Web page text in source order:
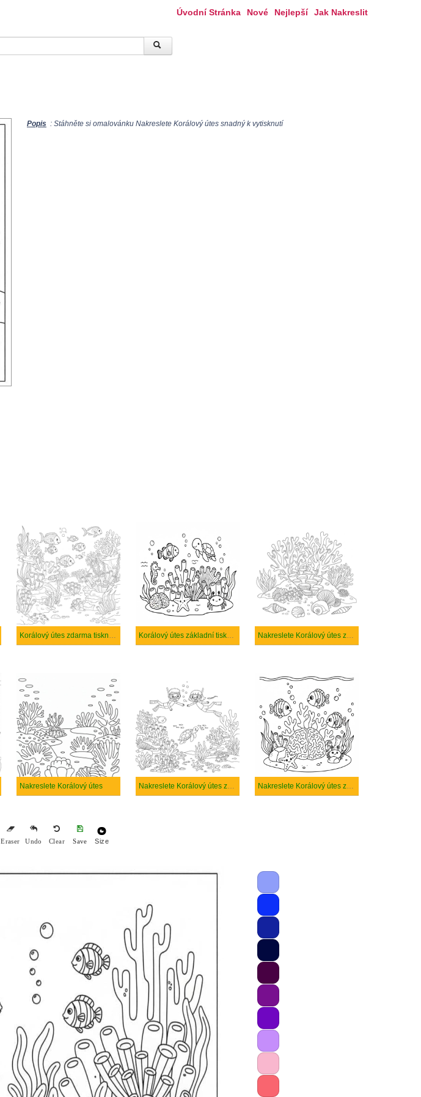
Úvodní Stránka Nové Nejlepší Jak Nakreslit
Popis : Stáhněte si omalovánku Nakreslete Korálový útes snadný k vytisknutí
Nakreslete Korálový útes
Eraser Undo Clear Save Size